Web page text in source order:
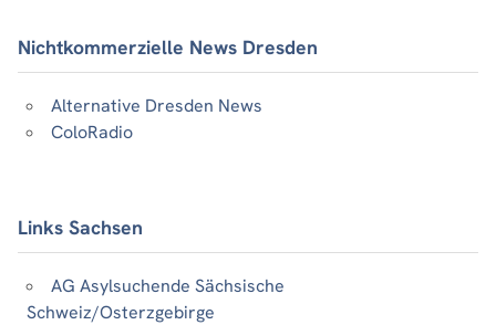
Nichtkommerzielle News Dresden
Alternative Dresden News
ColoRadio
Links Sachsen
AG Asylsuchende Sächsische
Schweiz/Osterzgebirge